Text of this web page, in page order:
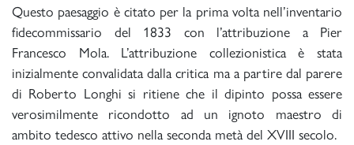
Questo paesaggio è citato per la prima volta nell’inventario
fidecommissario del 1833 con l’attribuzione a Pier
Francesco Mola. L’attribuzione collezionistica è stata
inizialmente convalidata dalla critica ma a partire dal parere
di Roberto Longhi si ritiene che il dipinto possa essere
verosimilmente ricondotto ad un ignoto maestro di
ambito tedesco attivo nella seconda metà del XVIII secolo.